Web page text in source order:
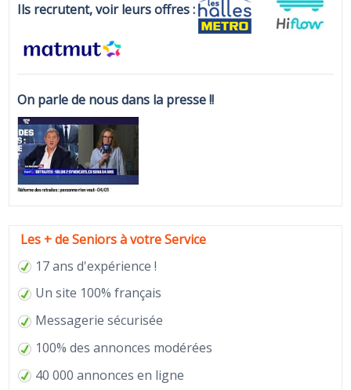
Ils recrutent, voir leurs offres :
On parle de nous dans la presse !!
Les + de Seniors à votre Service
17 ans d'expérience !
Un site 100% français
Messagerie sécurisée
100% des annonces modérées
40 000 annonces en ligne